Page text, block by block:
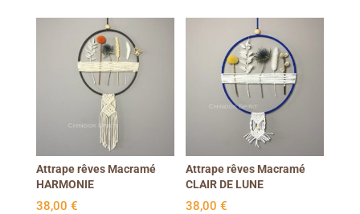
Attrape rêves Macramé
HARMONIE
38,00 €
Attrape rêves Macramé
CLAIR DE LUNE
38,00€